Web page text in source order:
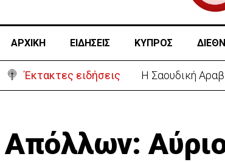
ΑΡΧΙΚΗ ΕΙΔΗΣΕΙΣ ΚΥΠΡΟΣ
Έκτακτες ειδήσεις Η Σαουδική
Απόλλων: Αύριο